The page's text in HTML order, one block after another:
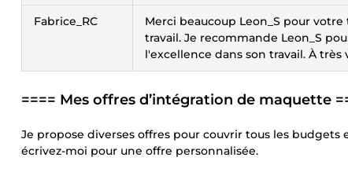
Fabrice_RC
Merci beaucoup Leon_S pour
travail. Je recommande Leon_S
l'excellence dans son travail. À très
==== Mes offres d’intégration de maquette
Je propose diverses offres pour couvrir tous les budgets
écrivez-moi pour une offre personnalisée.